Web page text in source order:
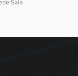
Sala